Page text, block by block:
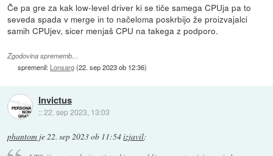
Če pa gre za kak low-level driver ki se tiče samega CPUja pa to
seveda spada v merge in to načeloma poskrbijo že proizvajalci
samih CPUjev, sicer menjaš CPU na takega z podporo.
Zgodovina sprememb…
spremenil: Lonsarg(22. sep 2023 ob 12:36)
Invictus
::22. sep 2023, 13:03
phantom je22. sep 2023 ob 11:54izjavil: